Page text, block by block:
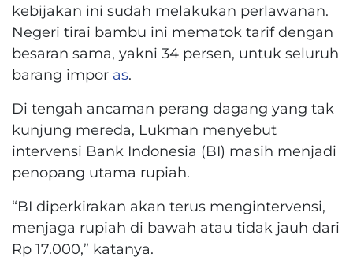
kebijakan ini sudah melakukan perlawanan.
Negeri tirai bambu ini mematok tarif dengan
besaran sama, yakni 34 persen, untuk seluruh
barang impor as.
Di tengah ancaman perang dagang yang tak
kunjung mereda, Lukman menyebut
intervensi Bank Indonesia (BI) masih menjadi
penopang utama rupiah.
“BI diperkirakan akan terus mengintervensi,
menjaga rupiah di bawah atau tidak jauh dari
Rp 17.000,” katanya.